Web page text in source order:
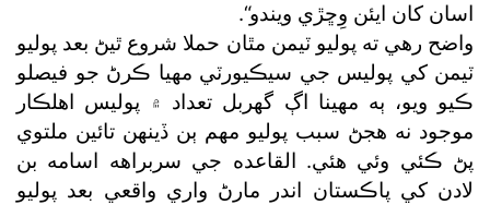
اسان کان ايئن وِڇڙي ويندو“.
واضح رهي ته پوليو ٽيمن مٿان حملا شروع ٿيڻ بعد پوليو
ٽيمن کي پوليس جي سيڪيورٽي مهيا ڪرڻ جو فيصلو
ڪيو ويو، ٻه مهينا اڳ گھربل تعداد ۾ پوليس اهلڪار
موجود نه هجڻ سبب پوليو مهم ٻن ڏينهن تائين ملتوي
پڻ ڪئي وئي هئي. القاعده جي سربراهه اسامه بن
لادن کي پاڪستان اندر مارڻ واري واقعي بعد پوليو